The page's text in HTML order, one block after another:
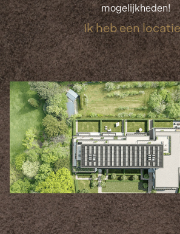
mogelijkheden!
Ik heb een locatie